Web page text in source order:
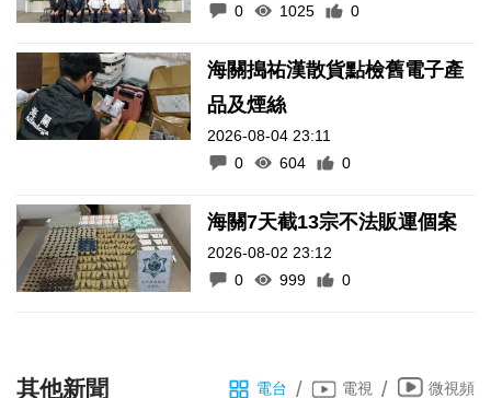
0
1025 0
海關搗祐漢散貨點檢舊電子產
品及煙絲
2026-08-04 23:11
0
604 0
海關7天截13宗不法販運個案
2026-08-02 23:12
0
999 0
其他新聞 電台 / 電視 / 微視頻